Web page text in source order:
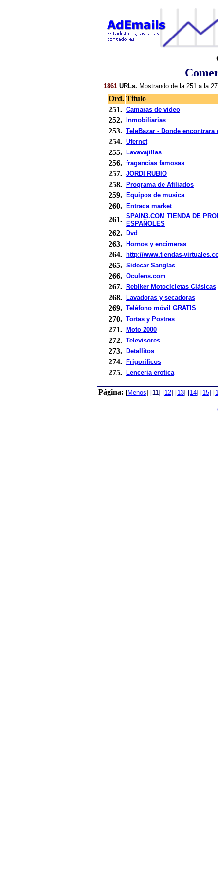
1861 URLs. Mostrando de la 251 a la
Ord. Titulo
251. Camaras de video
252. Inmobiliarias
253. TeleBazar - Donde encontrara
254. Ufernet
255. Lavavajillas
256. fragancias famosas
257. JORDI RUBIO
258. Programa de Afiliados
259. Equipos de musica
260. Entrada market
261. SPAIN3.COM TIENDA DE
ESPAÑOLES
262. Dvd
263. Hornos y encimeras
264. http://www.tiendas-
265. Sidecar Sanglas
266. Oculens.com
267. Rebiker Motocicletas Clásicas
268. Lavadoras y secadoras
269. Teléfono móvil GRATIS
270. Tortas y Postres
271. Moto 2000
272. Televisores
273. Detallitos
274. Frigorificos
275. Lenceria erotica
Página: [Menos] [11] [12] [13] [14] [15] [